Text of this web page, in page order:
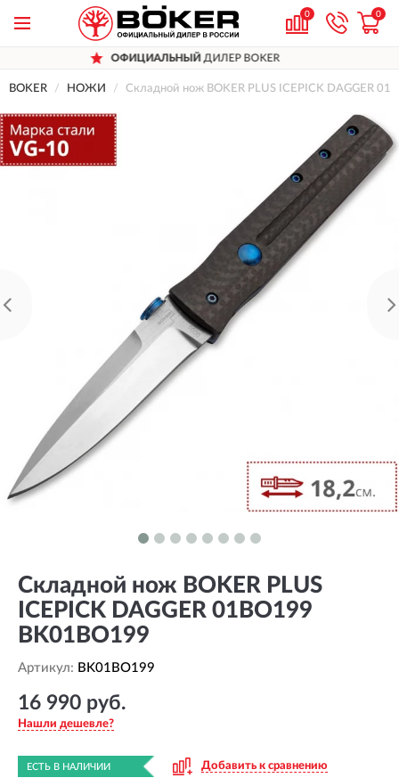
0 0
ОФИЦИАЛЬНЫЙ ДИЛЕР BOKER
BOKER НОЖИ Складной нож BOKER PLUS ICEPICK DAGGER
Складной нож BOKER PLUS
ICEPICK DAGGER 01BO199
BK01BO199
Артикул: BK01BO199
16 990 руб.
Нашли дешевле?
ЕСТЬ В НАЛИЧИИ Добавить к сравнению